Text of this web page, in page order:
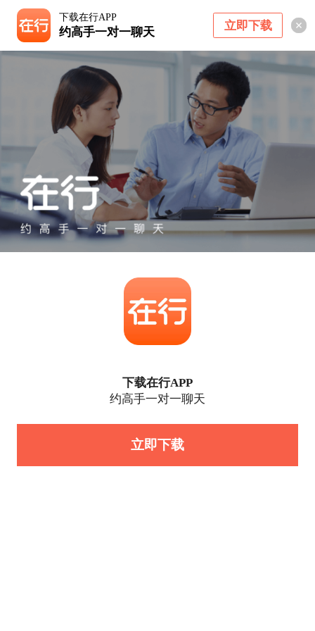
下载在行APP
约高手一对一聊天 立即下载
下载在行APP
约高手一对一聊天
立即下载